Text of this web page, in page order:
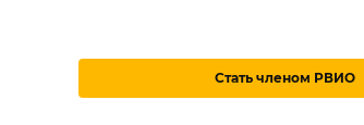
Стать членом РВИО